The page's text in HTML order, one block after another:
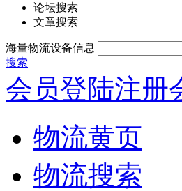
论坛搜索
文章搜索
海量物流设备信息
搜索
会员登陆注册
物流黄页
物流搜索